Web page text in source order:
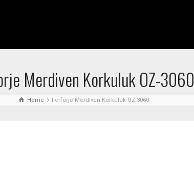
Merdiven Korkuluk OZ-3060
Home Ferforje Merdiven Korkuluk OZ-3060